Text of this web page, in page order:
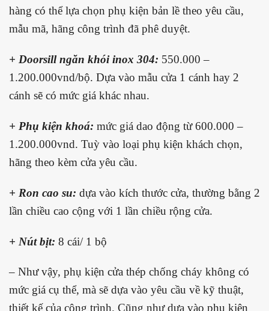
hàng có thể lựa chọn phụ kiện bản lề theo yêu cầu,
mẫu mã, hãng công trình đã phê duyệt.
+ Doorsill ngăn khói inox 304: 550.000 –
1.200.000vnd/bộ. Dựa vào mẫu cửa 1 cánh hay 2
cánh sẽ có mức giá khác nhau.
+ Phụ kiện khoá: mức giá dao động từ 600.000 –
1.200.000vnd. Tuỳ vào loại phụ kiện khách chọn,
hãng theo kèm cửa yêu cầu.
+ Ron cao su: dựa vào kích thước cửa, thường bằng 2
lần chiều cao cộng với 1 lần chiều rộng cửa.
+ Nút bịt: 8 cái/ 1 bộ
– Như vậy, phụ kiện cửa thép chống cháy không có
mức giá cụ thể, mà sẽ dựa vào yêu cầu về kỹ thuật,
thiết kế của công trình. Cũng như dựa vào phụ kiện